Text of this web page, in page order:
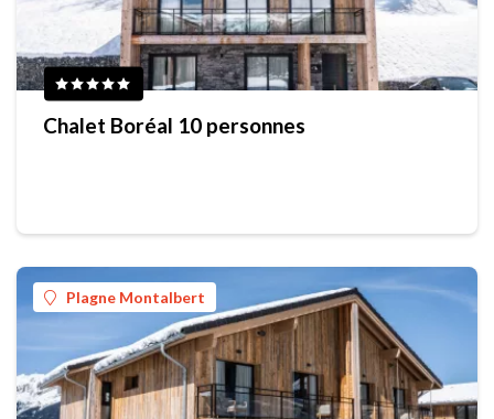
Chalet Boréal 10 personnes
Plagne Montalbert